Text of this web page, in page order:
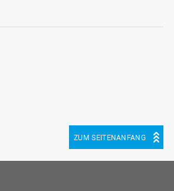
ZUM SEITENANFANG